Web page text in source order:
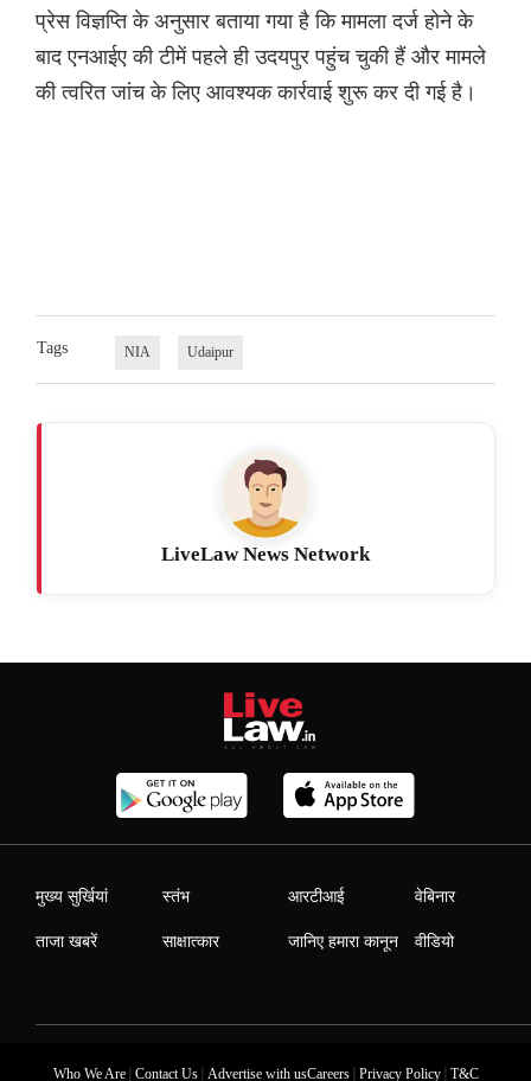
प्रेस विज्ञप्ति के अनुसार बताया गया है कि मामला दर्ज होने के
बाद एनआईए की टीमें पहले ही उदयपुर पहुंच चुकी हैं और मामले
की त्वरित जांच के लिए आवश्यक कार्रवाई शुरू कर दी गई है।
Tags NIA Udaipur
LiveLaw News Network
मुख्य सुर्खियां
ताजा खबरें
स्तंभ
साक्षात्कार
आरटीआई
जानिए हमारा कानून
वेबिनार
वीडियो
Who We Are| Contact Us| Advertise with usCareers| Privacy Policy| T&C